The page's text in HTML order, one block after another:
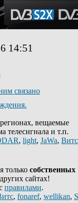
14:51
связано
вещаемые
телесигнала и т.п.
, light, JaWa, Витс
только собственных
сайтах!
правилами.
, fonaref, wellikan,